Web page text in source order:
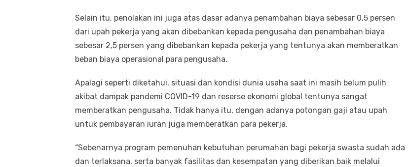
Selain itu, penolakan ini juga atas dasar adanya penambahan biaya sebesar 0,5 persen
dari upah pekerja yang akan dibebankan kepada pengusaha dan penambahan biaya
sebesar 2,5 persen yang dibebankan kepada pekerja yang tentunya akan memberatkan
beban biaya operasional para pengusaha.
Apalagi seperti diketahui, situasi dan kondisi dunia usaha saat ini masih belum pulih
akibat dampak pandemi COVID-19 dan reserse ekonomi global tentunya sangat
memberatkan pengusaha. Tidak hanya itu, dengan adanya potongan gaji atau upah
untuk pembayaran iuran juga memberatkan para pekerja.
“Sebenarnya program pemenuhan kebutuhan perumahan bagi pekerja swasta sudah ada
dan terlaksana, serta banyak fasilitas dan kesempatan yang diberikan baik melalui